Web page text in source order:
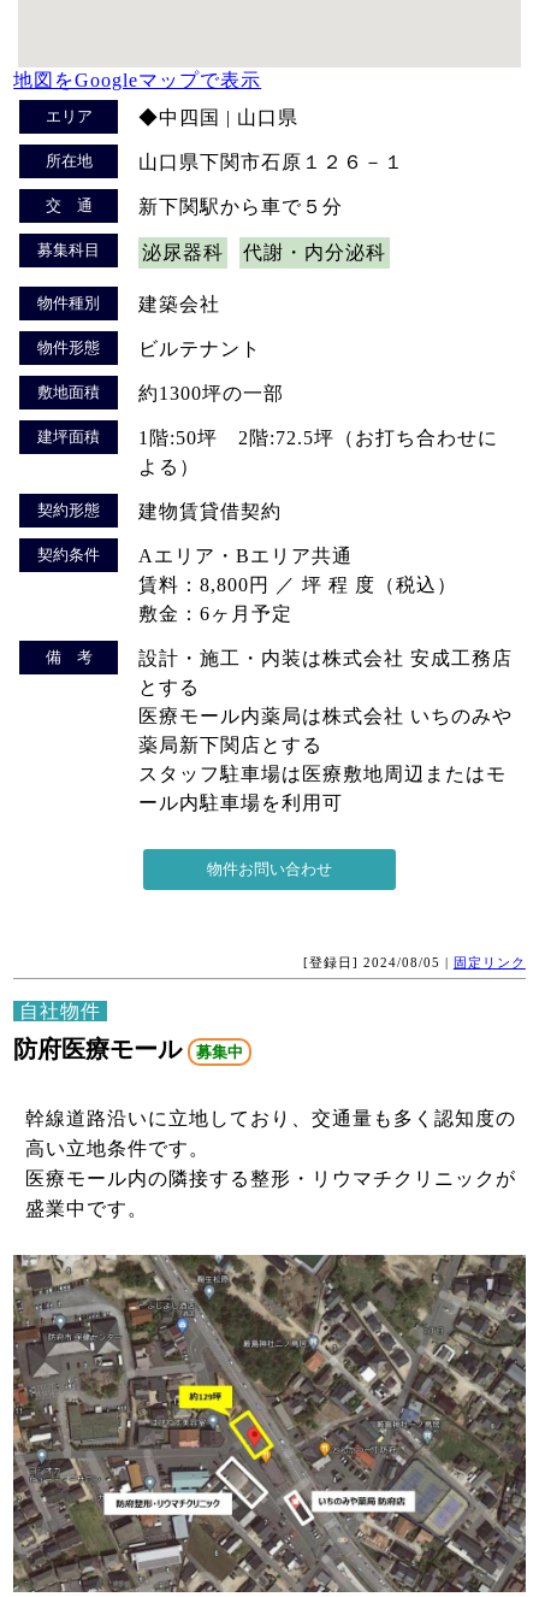
地図をGoogleマップで表示
エリア ◆中四国 | 山口県
所在地 山口県下関市石原１２６－１
交 通 新下関駅から車で５分
募集科目 泌尿器科 代謝・内分泌科
物件種別 建築会社
物件形態 ビルテナント
敷地面積 約1300坪の一部
建坪面積
1階:50坪 2階:72.5坪（お打ち合わせに
よる）
契約形態 建物賃貸借契約
契約条件
Aエリア・Bエリア共通
賃料：8,800円 ／ 坪 程 度（税込）
敷金：6ヶ月予定
備 考
設計・施工・内装は株式会社 安成工務店
とする
医療モール内薬局は株式会社 いちのみや
薬局新下関店とする
スタッフ駐車場は医療敷地周辺またはモ
ール内駐車場を利用可
[登録日] 2024/08/05 | 固定リンク
自社物件
防府医療モール 募集中
幹線道路沿いに立地しており、交通量も多く認知度の
高い立地条件です。
医療モール内の隣接する整形・リウマチクリニックが
盛業中です。